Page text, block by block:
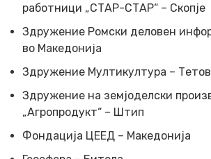
работници „СТАР-СТАР“ – Скопје
Здружение Ромски деловен
во Македонија
Здружение Мултикултура –
Здружение на земјоделски
„Агропродукт“ – Штип
Фондација ЦЕЕД – Македонија